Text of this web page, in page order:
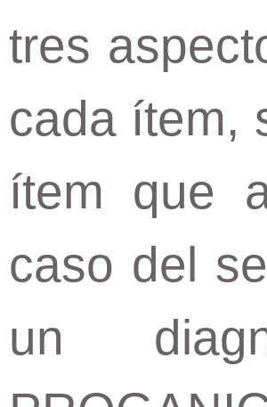
tres
cada ítem,
ítem que
caso del
un